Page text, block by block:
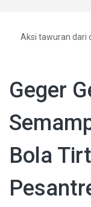
Aksi tawuran dari
Geger
Bola